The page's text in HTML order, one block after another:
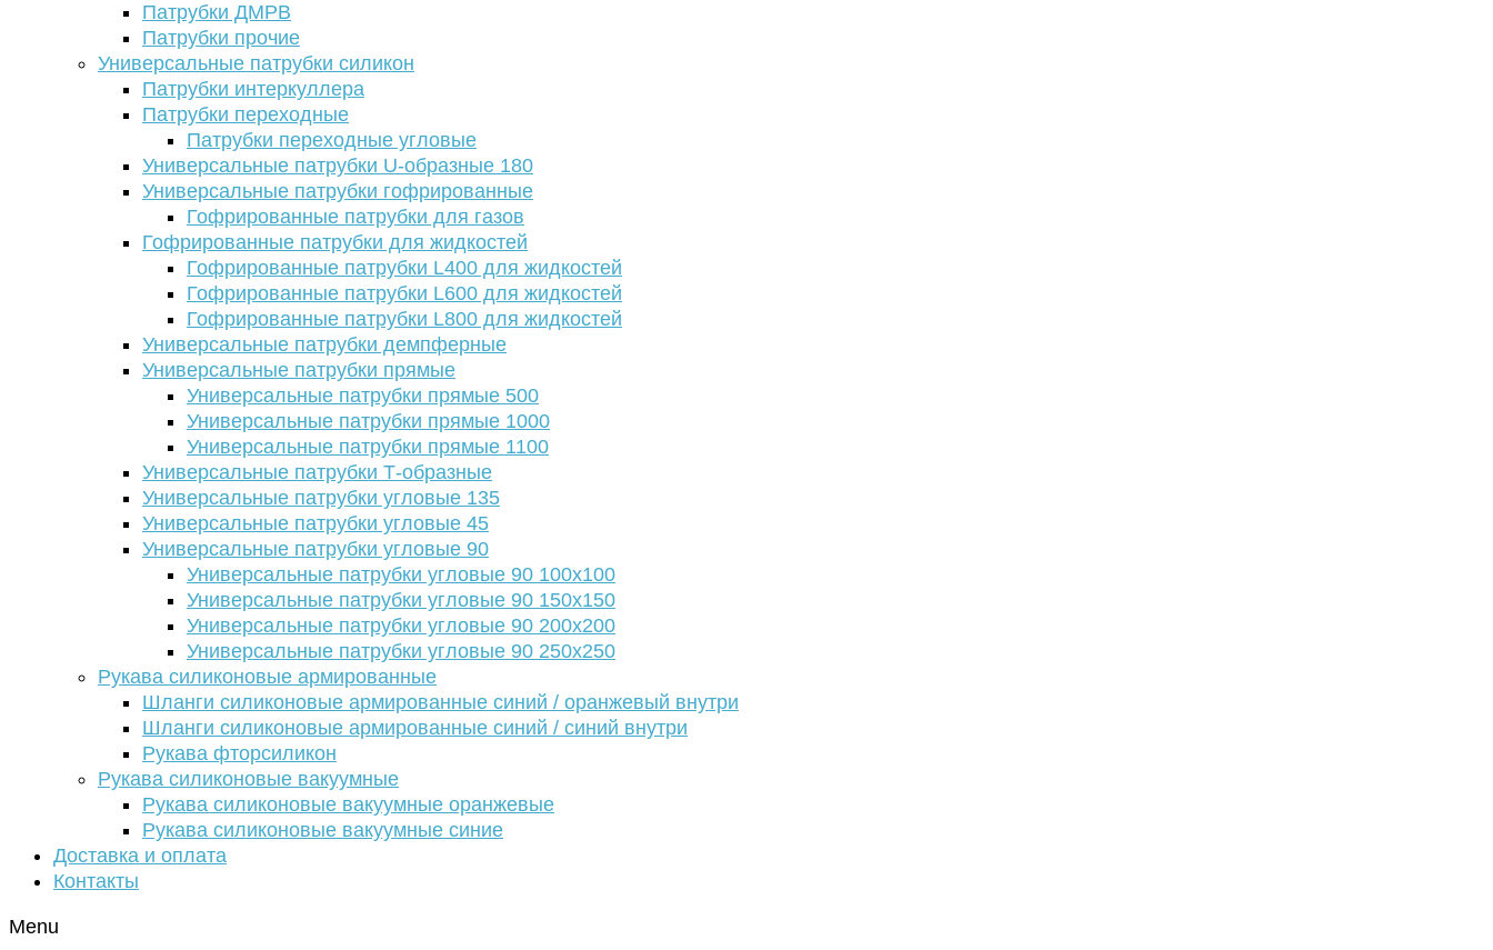
Патрубки ДМРВ
Патрубки прочие
Универсальные патрубки силикон
Патрубки интеркуллера
Патрубки переходные
Патрубки переходные угловые
Универсальные патрубки U-образные 180
Универсальные патрубки гофрированные
Гофрированные патрубки для газов
Гофрированные патрубки для жидкостей
Гофрированные патрубки L400 для жидкостей
Гофрированные патрубки L600 для жидкостей
Гофрированные патрубки L800 для жидкостей
Универсальные патрубки демпферные
Универсальные патрубки прямые
Универсальные патрубки прямые 500
Универсальные патрубки прямые 1000
Универсальные патрубки прямые 1100
Универсальные патрубки Т-образные
Универсальные патрубки угловые 135
Универсальные патрубки угловые 45
Универсальные патрубки угловые 90
Универсальные патрубки угловые 90 100х100
Универсальные патрубки угловые 90 150х150
Универсальные патрубки угловые 90 200х200
Универсальные патрубки угловые 90 250х250
Рукава силиконовые армированные
Шланги силиконовые армированные синий / оранжевый внутри
Шланги силиконовые армированные синий / синий внутри
Рукава фторсиликон
Рукава силиконовые вакуумные
Рукава силиконовые вакуумные оранжевые
Рукава силиконовые вакуумные синие
Доставка и оплата
Контакты
Menu